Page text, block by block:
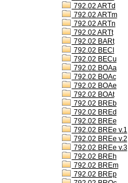
792.02 ARTd
792.02 ARTm
792.02 ARTn
792.02 ARTt
792.02 BARt
792.02 BECl
792.02 BECu
792.02 BOAa
792.02 BOAc
792.02 BOAe
792.02 BOAt
792.02 BREb
792.02 BREd
792.02 BREe
792.02 BREe v.1
792.02 BREe v.2
792.02 BREe v.3
792.02 BREh
792.02 BREm
792.02 BREp